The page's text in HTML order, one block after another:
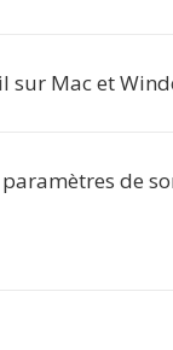
sur Mac et
de